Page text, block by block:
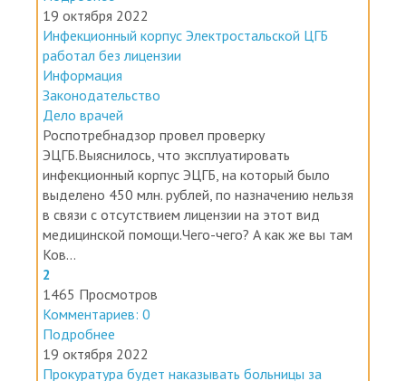
Инфекционный корпус Электростальской ЦГБ
работал без лицензии
Информация
Законодательство
Дело врачей
Роспотребнадзор провел проверку
ЭЦГБ.Выяснилось, что эксплуатировать
инфекционный корпус ЭЦГБ, на который было
выделено 450 млн. рублей, по назначению нельзя
в связи с отсутствием лицензии на этот вид
медицинской помощи.Чего-чего? А как же вы там
Ков...
2
1465 Просмотров
Комментариев: 0
Подробнее
19 октября 2022
Прокуратура будет наказывать больницы за
некомплект